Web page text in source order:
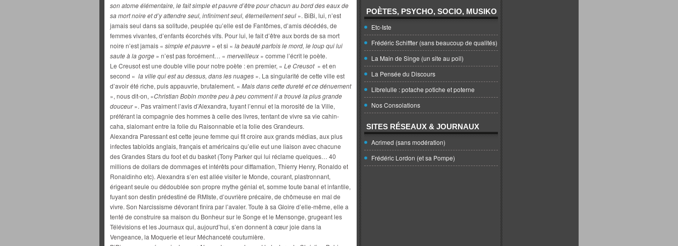
son atome élémentaire, le fait simple et pauvre d’être pour chacun au bord des eaux de
sa mort noire et d’y attendre seul, infiniment seul, éternellement seul ». BiBi, lui, n’est
jamais seul dans sa solitude, peuplée qu’elle est de Fantômes, d’amis décédés, de
femmes vivantes, d’enfants écorchés vifs. Pour lui, le fait d’être aux bords de sa mort
noire n’est jamais « simple et pauvre » et si « la beauté parfois le mord, le loup qui lui
saute à la gorge » n’est pas forcément… « merveilleux » comme l’écrit le poète.
Le Creusot est une double ville pour notre poète : en premier, « Le Creusot» et en
second « la ville qui est au dessus, dans les nuages ». La singularité de cette ville est
d’avoir été riche, puis appauvrie, brutalement. « Mais dans cette dureté et ce dénuement
», nous dit-on, «Christian Bobin montre peu à peu comment il a trouvé la plus grande
douceur». Pas vraiment l’avis d’Alexandra, fuyant l’ennui et la morosité de la Ville,
préférant la compagnie des hommes à celle des livres, tentant de vivre sa vie cahin-
caha, slalomant entre la folie du Raisonnable et la folie des Grandeurs.
Alexandra Paressant est cette jeune femme qui fit croire aux grands médias, aux plus
infectes tabloïds anglais, français et américains qu’elle eut une liaison avec chacune
des Grandes Stars du foot et du basket (Tony Parker qui lui réclame quelques… 40
millions de dollars de dommages et intérêts pour diffamation, Thierry Henry, Ronaldo et
Ronaldinho etc). Alexandra s’en est allée visiter le Monde, courant, plastronnant,
érigeant seule ou dédoublée son propre mythe génial et, somme toute banal et infantile,
fuyant son destin prédestiné de RMIste, d’ouvrière précaire, de chômeuse en mal de
vivre. Son Narcissisme dévorant finira par l’avaler. Toute à sa Gloire d’elle-même, elle a
tenté de construire sa maison du Bonheur sur le Songe et le Mensonge, grugeant les
Télévisions et les Journaux qui, aujourd’hui, s’en donnent à cœur joie dans la
Vengeance, la Moquerie et leur Méchanceté coutumière.
POÈTES, PSYCHO, SOCIO, MUSIKO
Etc-Iste
Frédéric Schiffter (sans beaucoup de qualités)
La Main de Singe (un site au poil)
La Pensée du Discours
Librelulle : potache potiche et poterne
Nos Consolations
SITES RÉSEAUX & JOURNAUX
Acrimed (sans modération)
Frédéric Lordon (et sa Pompe)